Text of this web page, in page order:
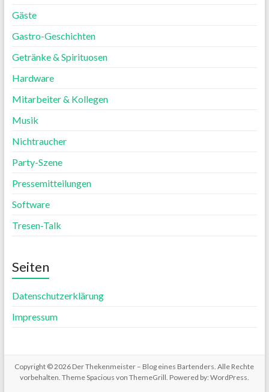
Gäste
Gastro-Geschichten
Getränke & Spirituosen
Hardware
Mitarbeiter & Kollegen
Musik
Nichtraucher
Party-Szene
Pressemitteilungen
Software
Tresen-Talk
Seiten
Datenschutzerklärung
Impressum
Copyright © 2026 Der Thekenmeister – Blog eines Bartenders. Alle Rechte
vorbehalten. ThemeSpacious von ThemeGrill. Powered by: WordPress.